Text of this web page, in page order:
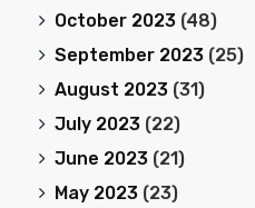
October 2023 (48)
September 2023 (25)
August 2023 (31)
July 2023 (22)
June 2023 (21)
May 2023 (23)